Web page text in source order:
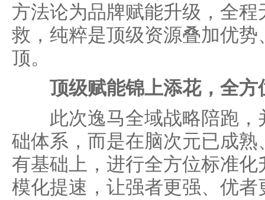
方法论为品牌赋能升级，全
救，纯粹是顶级资源叠加优
顶。
顶级赋能锦上添花，全
此次逸马全域战略陪跑，
础体系，而是在脑次元已成
有基础上，进行全方位标准
模化提速，让强者更强、优者